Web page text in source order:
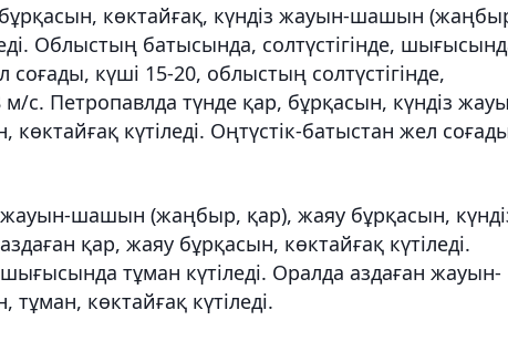
көктайғақ, күндіз жауын-шашын
Облыстың батысында, солтүстігінде,
соғады, күші 15-20, облыстың солтүстігінде,
м/с. Петропавлда түнде қар, бұрқасын, күндіз
күтіледі. Оңтүстік-батыстан жел
шашын (жаңбыр, қар), жаяу бұрқасын,
қар, жаяу бұрқасын, көктайғақ күтіледі.
тұман күтіледі. Оралда аздаған жауын-
көктайғақ күтіледі.